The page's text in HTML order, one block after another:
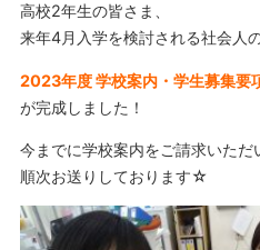
高校2年生の皆さま、
来年4月入学を検討される社会人
2023年度 学校案内・学生募集要
が完成しました！
今までに学校案内をご請求いただ
順次お送りしております☆